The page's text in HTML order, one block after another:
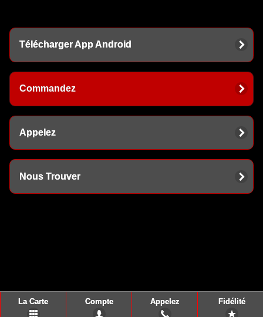
Télécharger App Android
Commandez
Appelez
Nous Trouver
La Carte Compte Appelez Fidélité